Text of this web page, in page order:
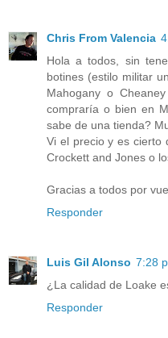
Chris From Valencia
Hola a todos, sin
botines (estilo militar
Mahogany o
compraría o bien en
sabe de una tienda?
Vi el precio y es cierto
Crockett and Jones o
Gracias a todos por
Responder
Luis Gil Alonso 7:28
¿La calidad de Loake
Responder